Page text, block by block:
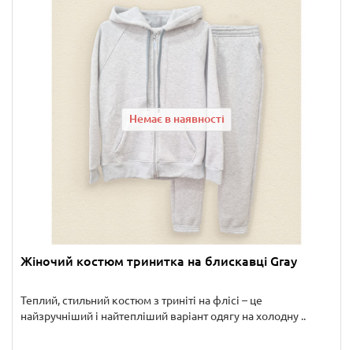
Немає в наявності
Жіночий костюм тринитка на блискавці Gray
Теплий, стильний костюм з триніті на флісі – це
найзручніший і найтепліший варіант одягу на холодну ..